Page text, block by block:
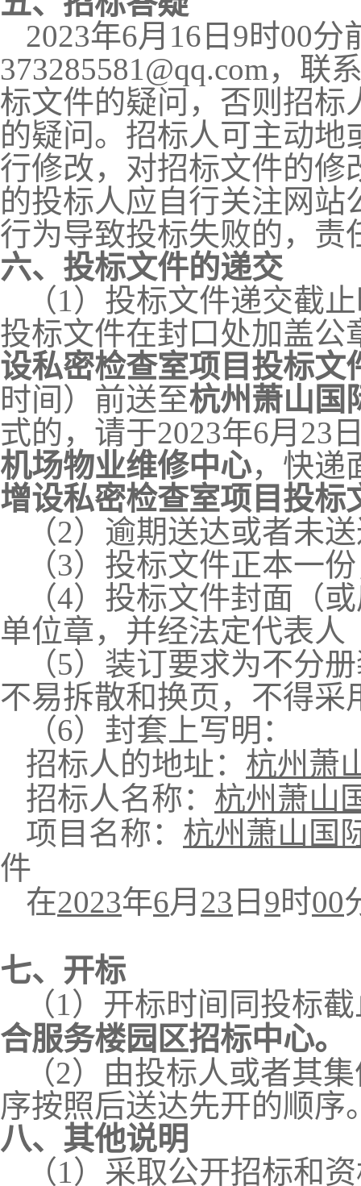
2023年6月 16 日 9时00分
373285581@qq.com，联
标文件的疑问，否则招标
的疑问。招标人可主动
行修改，对招标文件的修
的投标人应自行关注网
行为导致投标失败的，责
六、投标文件的递交
（1）投标文件递交截
投标文件在封口处加盖公
设私密检查室项目 投标文
时间）前送至杭州萧山国
式的，请于2023年6月 23
机场物业维修中心，快递
增设私密检查室项目 投标
（2） 逾期送达或者未
（3）投标文件正本一
（4）投标文件封面（
单位章，并经法定代表
（5）装订要求为不分
不易拆散和换页，不得采
（6）封套上写明：
招标人的地址： 杭州萧
招标人名称： 杭州萧山
项目名称： 杭州萧山国
件
在2023年6月 23 日 9时00
七、开标
（1）开标时间同投标
合服务楼园区招标中心。
（2）由投标人或者其
序按照后送达先开的顺序
八、 其他说明
（1）采取公开招标和